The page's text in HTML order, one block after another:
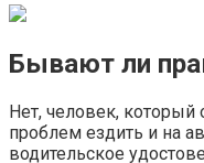
Бывают ли
Нет, человек,
проблем ездить и на
водительское